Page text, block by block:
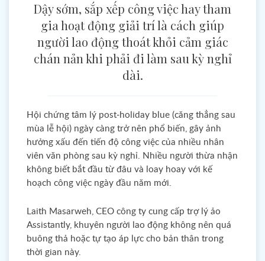
Dậy sớm, sắp xếp công việc hay tham
gia hoạt động giải trí là cách giúp
người lao động thoát khỏi cảm giác
chán nản khi phải đi làm sau kỳ nghỉ
dài.
Hội chứng tâm lý post-holiday blue (căng thẳng sau
mùa lễ hội) ngày càng trở nên phổ biến, gây ảnh
hưởng xấu đến tiến độ công việc của nhiều nhân
viên văn phòng sau kỳ nghỉ. Nhiều người thừa nhận
không biết bắt đầu từ đâu và loay hoay với kế
hoạch công việc ngày đầu năm mới.
Laith Masarweh, CEO công ty cung cấp trợ lý ảo
Assistantly, khuyên người lao động không nên quá
buông thả hoặc tự tạo áp lực cho bản thân trong
thời gian này.